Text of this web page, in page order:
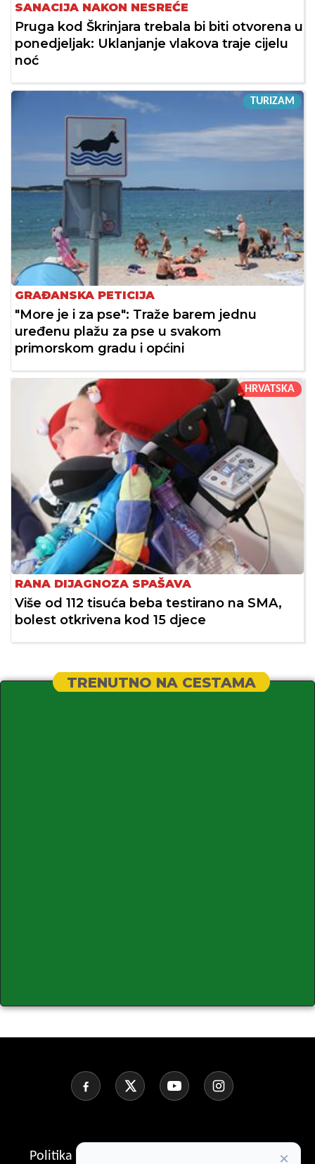
SANACIJA NAKON NESREĆE
Pruga kod Škrinjara trebala bi biti otvorena u
ponedjeljak: Uklanjanje vlakova traje cijelu
noć
TURIZAM
GRAĐANSKA PETICIJA
"More je i za pse": Traže barem jednu
uređenu plažu za pse u svakom
primorskom gradu i općini
HRVATSKA
RANA DIJAGNOZA SPAŠAVA
Više od 112 tisuća beba testirano na SMA,
bolest otkrivena kod 15 djece
TRENUTNO NA CESTAMA